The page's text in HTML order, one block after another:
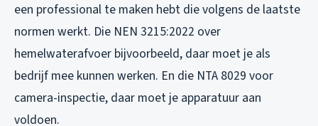
een professional te maken hebt die volgens de laatste
normen werkt. Die NEN 3215:2022 over
hemelwaterafvoer bijvoorbeeld, daar moet je als
bedrijf mee kunnen werken. En die NTA 8029 voor
camera-inspectie, daar moet je apparatuur aan
voldoen.